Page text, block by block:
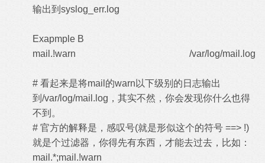
输出到syslog_err.log
Exapmple B
mail.!warn /var/log/mail.log
# 看起来是将mail的warn以下级别的日志输出
到/var/log/mail.log，其实不然，你会发现你什么也得
不到。
# 官方的解释是，感叹号(就是形似这个的符号 ==> !)
就是个过滤器，你得先有东西，才能去过去，比如：
mail.*;mail.!warn